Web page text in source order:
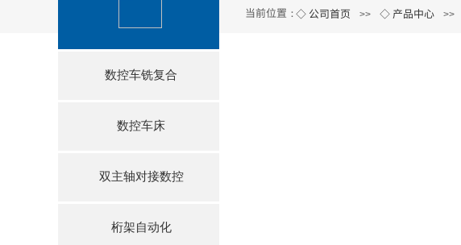
当前位置：◇ 公司首页 >> ◇ 产品中心 >>
数控车铣复合
数控车床
双主轴对接数控
桁架自动化